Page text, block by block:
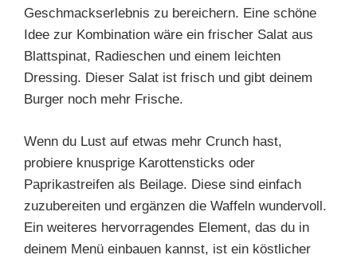
Geschmackserlebnis zu bereichern. Eine schöne
Idee zur Kombination wäre ein frischer Salat aus
Blattspinat, Radieschen und einem leichten
Dressing. Dieser Salat ist frisch und gibt deinem
Burger noch mehr Frische.
Wenn du Lust auf etwas mehr Crunch hast,
probiere knusprige Karottensticks oder
Paprikastreifen als Beilage. Diese sind einfach
zuzubereiten und ergänzen die Waffeln wundervoll.
Ein weiteres hervorragendes Element, das du in
deinem Menü einbauen kannst, ist ein köstlicher